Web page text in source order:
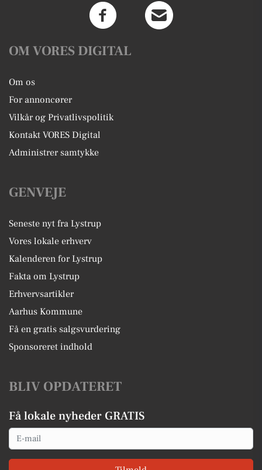
OM VORES DIGITAL
Om os
For annoncører
Vilkår og Privatlivspolitik
Kontakt VORES Digital
Administrer samtykke
GENVEJE
Seneste nyt fra Lystrup
Vores lokale erhverv
Kalenderen for Lystrup
Fakta om Lystrup
Erhvervsartikler
Aarhus Kommune
Få en gratis salgsvurdering
Sponsoreret indhold
BLIV OPDATERET
Få lokale nyheder GRATIS
Email